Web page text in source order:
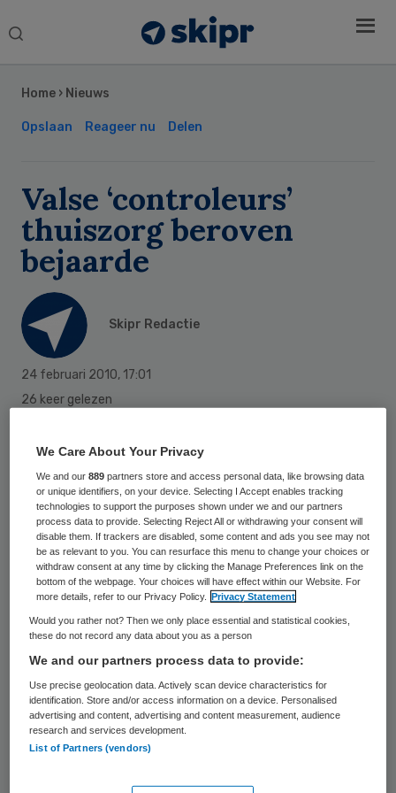
Search
Home › Nieuws
Opslaan Reageer nu Delen
Valse ‘controleurs’
thuiszorg beroven
bejaarde
Skipr Redactie
24 februari 2010, 17:01
26 keer gelezen
Een 88-jarige vrouw is in haar woning
Wijchen door twee vrouwen beroofd van
bankpassen, geld en een geldkist. De twee
deden zich voor als ‘controleurs’ van de ZZG
Zorggroep. Dat meldt De Gelderlander.
Trouwring
De vrouwen belden maandag aan met
verhaal dat namens deZZG Zorggroep
wilden controleren of de thuishulp haar
werk goed deed. Voordat de Wijchense er
Sidebar
We Care About Your Privacy
We and our889 partners store and access personal data, like browsing data
or unique identifiers, on your device. Selecting I Accept enables tracking
technologies to support the purposes shown under we and our partners
process data to provide. Selecting Reject All or withdrawing your consent will
disable them. If trackers are disabled, some content and ads you see may not
be as relevant to you. You can resurface this menu to change your choices or
withdraw consent at any time by clicking the Manage Preferences link on the
bottom of the webpage. Your choices will have effect within our Website. For
more details, refer to our Privacy Policy.
Privacy Statement
Would you rather not? Then we only place essential and statistical cookies,
these do not record any data about you as a person
We and our partners process data to provide:
Use precise geolocation data. Actively scan device characteristics for
identification. Store and/or access information on a device. Personalised
advertising and content, advertising and content measurement, audience
research and services development.
List of Partners (vendors)